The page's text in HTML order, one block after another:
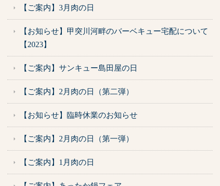
【ご案内】3月肉の日
【お知らせ】甲突川河畔のバーベキュー宅配について
【2023】
【ご案内】サンキュー島田屋の日
【ご案内】2月肉の日（第二弾）
【お知らせ】臨時休業のお知らせ
【ご案内】2月肉の日（第一弾）
【ご案内】1月肉の日